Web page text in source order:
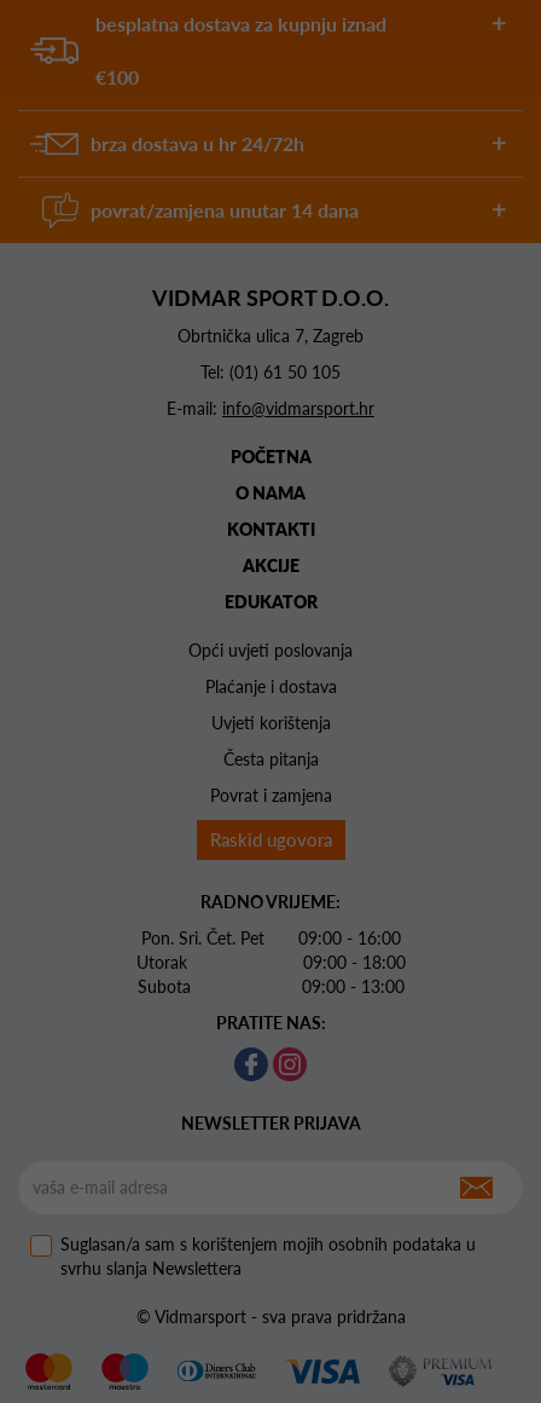
besplatna dostava za kupnju iznad
€100
brza dostava u hr 24/72h
povrat/zamjena unutar 14 dana
VIDMAR SPORT D.O.O.
Obrtnička ulica 7, Zagreb
Tel: (01) 61 50 105
E-mail: info@vidmarsport.hr
POČETNA
O NAMA
KONTAKTI
AKCIJE
EDUKATOR
Opći uvjeti poslovanja
Plaćanje i dostava
Uvjeti korištenja
Česta pitanja
Povrat i zamjena
Raskid ugovora
RADNO VRIJEME:
Pon. Sri. Čet. Pet 09:00 - 16:00
Utorak 09:00 - 18:00
Subota 09:00 - 13:00
PRATITE NAS:
NEWSLETTER PRIJAVA
Suglasan/a sam s korištenjem mojih osobnih podataka u
svrhu slanja Newslettera
© Vidmarsport - sva prava pridržana